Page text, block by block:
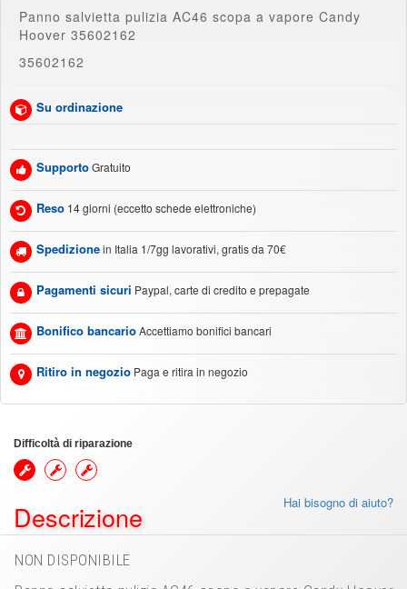
Panno salvietta pulizia AC46 scopa a vapore Candy
Hoover 35602162
35602162
Su ordinazione
SupportoGratuito
Reso 14 giorni (eccetto schede elettroniche)
Spedizionein Italia 1/7gg lavorativi, gratis da 70€
Pagamenti sicuri Paypal, carte di credito e prepagate
Bonifico bancarioAccettiamo bonifici bancari
Ritiro in negozio Paga e ritira in negozio
Difficoltà di riparazione
Hai bisogno di aiuto?
Descrizione
NON DISPONIBILE